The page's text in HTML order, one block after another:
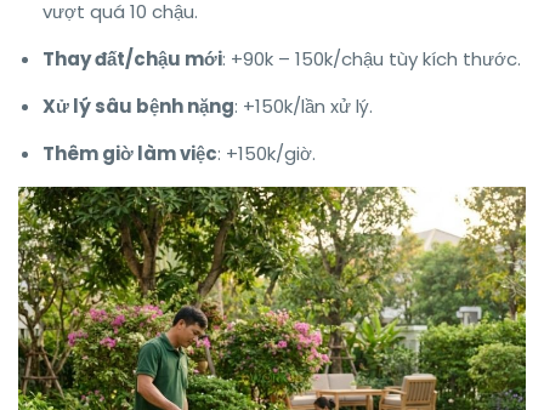
vượt quá 10 chậu.
Thay đất/chậu mới: +90k – 150k/chậu tùy kích thước.
Xử lý sâu bệnh nặng: +150k/lần xử lý.
Thêm giờ làm việc: +150k/giờ.